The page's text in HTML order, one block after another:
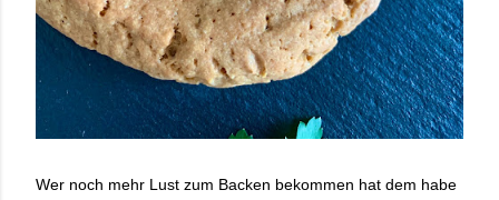
Wer noch mehr Lust zum Backen bekommen hat dem habe